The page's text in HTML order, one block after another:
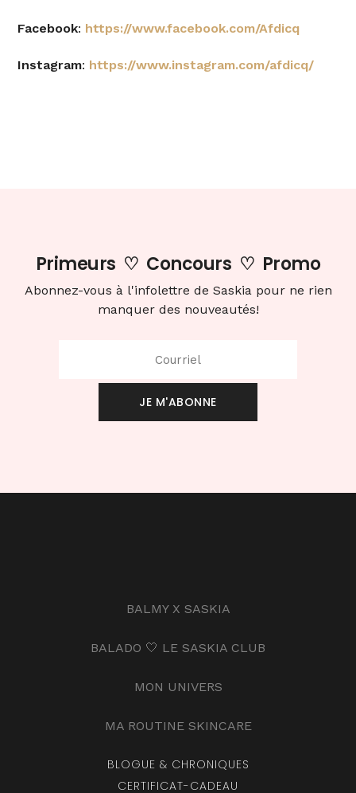
Facebook: https://www.facebook.com/Afdicq
Instagram: https://www.instagram.com/afdicq/
Primeurs ♡ Concours ♡ Promo
Abonnez-vous à l'infolettre de Saskia pour ne rien
manquer des nouveautés!
BALMY X SASKIA
BALADO 🤍 LE SASKIA CLUB
MON UNIVERS
MA ROUTINE SKINCARE
BLOGUE & CHRONIQUES
CERTIFICAT-CADEAU